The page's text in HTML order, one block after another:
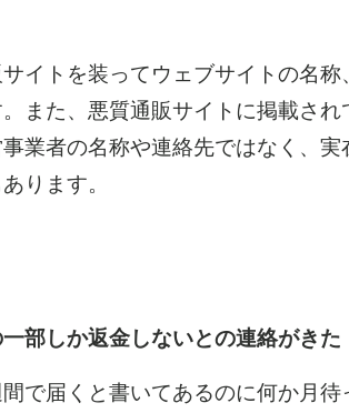
イトを装ってウェブサイトの名称
また、悪質通販サイトに掲載され
業者の名称や連絡先ではなく、実
ります。
部しか返金しないとの連絡がきた
で届くと書いてあるのに何か月待